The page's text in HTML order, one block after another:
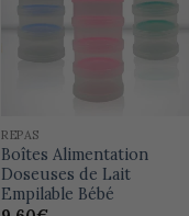
REPAS
Boîtes Alimentation
Doseuses de Lait
Empilable Bébé